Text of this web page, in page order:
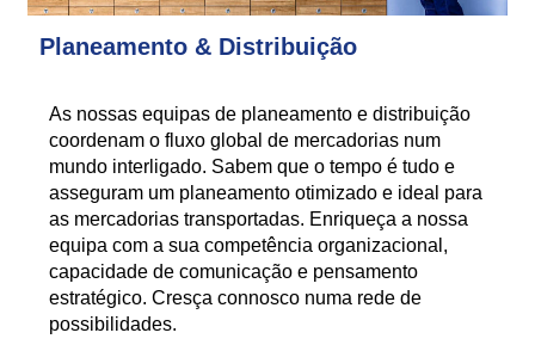
Planeamento & Distribuição
As nossas equipas de planeamento e distribuição
coordenam o fluxo global de mercadorias num
mundo interligado. Sabem que o tempo é tudo e
asseguram um planeamento otimizado e ideal para
as mercadorias transportadas. Enriqueça a nossa
equipa com a sua competência organizacional,
capacidade de comunicação e pensamento
estratégico. Cresça connosco numa rede de
possibilidades.